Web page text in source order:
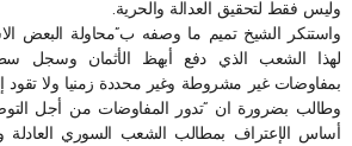
وليس فقط لتحقيق العدالة والحرية.
واستنكر الشيخ تميم ما وصفه ب”محاولة البعض
لهذا الشعب الذي دفع أبهظ الأثمان وسجل
بمفاوضات غير مشروطة وغير محددة زمنيا ولا
وطالب بضرورة ان “تدور المفاوضات من أجل
أساس الإعتراف بمطالب الشعب السوري